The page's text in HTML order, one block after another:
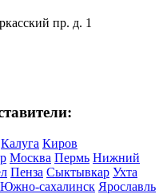
пр. д. 1
Калуга Киров
Москва Пермь Нижний
Пенза Сыктывкар Ухта
Южно-сахалинск Ярославль